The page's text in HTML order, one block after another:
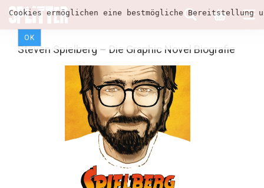
Cookies ermöglichen eine bestmögliche
OK
Steven Spielberg – Die Graphic Novel Biografie